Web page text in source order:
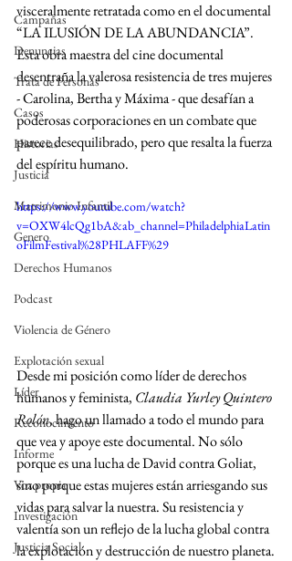
Campañas
Denuncias
Trata de Personas
Casos
Historias
Justicia
Matrimonio Infantil
Genero
Derechos Humanos
Podcast
Violencia de Género
Explotación sexual
Líder
Reconocimiento
Informe
Voz propia
Investigación
Justicia Social
visceralmente retratada como en el documental
“LA ILUSIÓN DE LA ABUNDANCIA”.
Esta obra maestra del cine documental
desentraña la valerosa resistencia de tres mujeres
- Carolina, Bertha y Máxima - que desafían a
poderosas corporaciones en un combate que
parece desequilibrado, pero que resalta la fuerza
del espíritu humano.
https://www.youtube.com/watch?
v=OXW4lcQg1bA&ab_channel=PhiladelphiaLatin
oFilmFestival%28PHLAFF%29
Desde mi posición como líder de derechos
humanos y feminista, Claudia Yurley Quintero
Rolón, hago un llamado a todo el mundo para
que vea y apoye este documental. No sólo
porque es una lucha de David contra Goliat,
sino porque estas mujeres están arriesgando sus
vidas para salvar la nuestra. Su resistencia y
valentía son un reflejo de la lucha global contra
la explotación y destrucción de nuestro planeta.